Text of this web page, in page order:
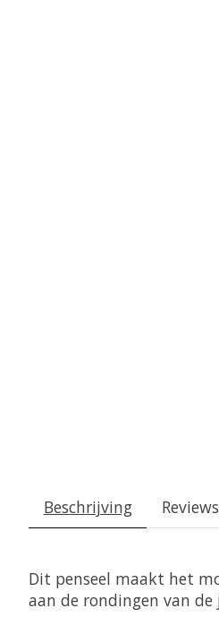
Beschrijving
Dit penseel maakt het
aan de rondingen van